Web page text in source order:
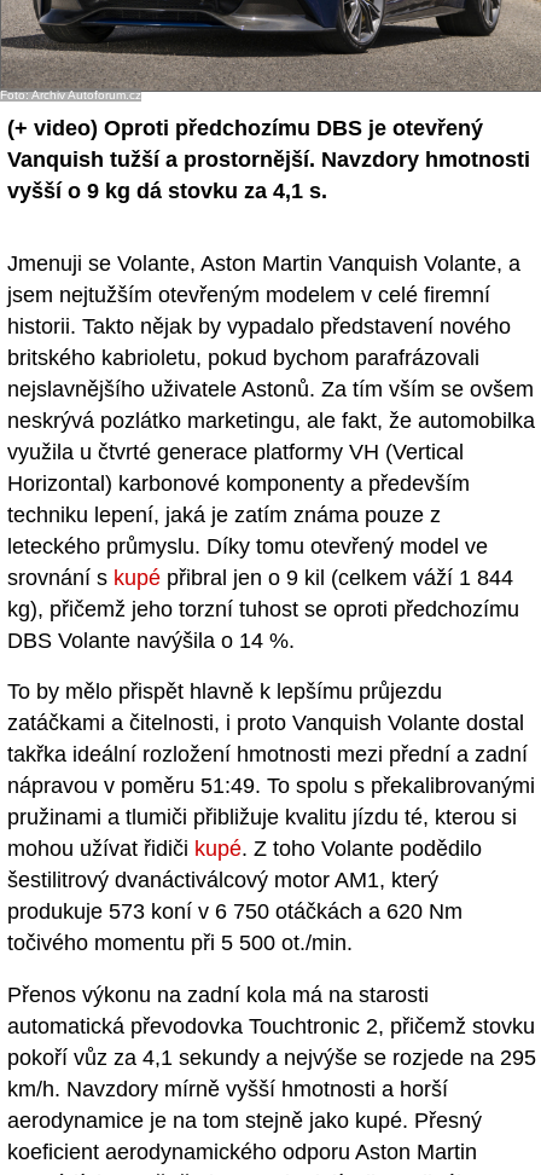
- Ostatní
Diskuzní fórum
Sledujte nás!
Foto: Archiv Autoforum.cz
(+ video) Oproti předchozímu DBS je otevřený
Vanquish tužší a prostornější. Navzdory hmotnosti
vyšší o 9 kg dá stovku za 4,1 s.
Jmenuji se Volante, Aston Martin Vanquish Volante, a
jsem nejtužším otevřeným modelem v celé firemní
historii. Takto nějak by vypadalo představení nového
britského kabrioletu, pokud bychom parafrázovali
nejslavnějšího uživatele Astonů. Za tím vším se ovšem
neskrývá pozlátko marketingu, ale fakt, že automobilka
využila u čtvrté generace platformy VH (Vertical
Horizontal) karbonové komponenty a především
techniku lepení, jaká je zatím známa pouze z
leteckého průmyslu. Díky tomu otevřený model ve
srovnání s kupé přibral jen o 9 kil (celkem váží 1 844
kg), přičemž jeho torzní tuhost se oproti předchozímu
DBS Volante navýšila o 14 %.
To by mělo přispět hlavně k lepšímu průjezdu
zatáčkami a čitelnosti, i proto Vanquish Volante dostal
takřka ideální rozložení hmotnosti mezi přední a zadní
nápravou v poměru 51:49. To spolu s překalibrovanými
pružinami a tlumiči přibližuje kvalitu jízdu té, kterou si
mohou užívat řidiči kupé. Z toho Volante podědilo
šestilitrový dvanáctiválcový motor AM1, který
produkuje 573 koní v 6 750 otáčkách a 620 Nm
točivého momentu při 5 500 ot./min.
Přenos výkonu na zadní kola má na starosti
automatická převodovka Touchtronic 2, přičemž stovku
pokoří vůz za 4,1 sekundy a nejvýše se rozjede na 295
km/h. Navzdory mírně vyšší hmotnosti a horší
aerodynamice je na tom stejně jako kupé. Přesný
koeficient aerodynamického odporu Aston Martin